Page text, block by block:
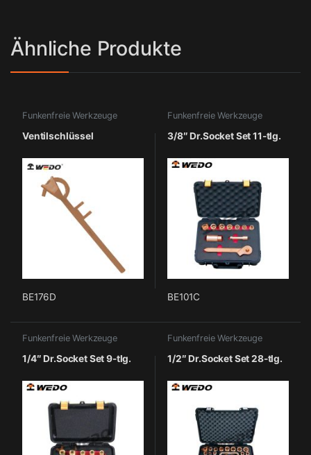
Ähnliche Produkte
Funkenfreie Werkzeuge
Ventilschlüssel
BE176D
Funkenfreie Werkzeuge
3/8″ Dr.Socket Set 11-tlg.
BE101C
Funkenfreie Werkzeuge
1/4″ Dr.Socket Set 9-tlg.
Funkenfreie Werkzeuge
1/2″ Dr.Socket Set 28-tlg.